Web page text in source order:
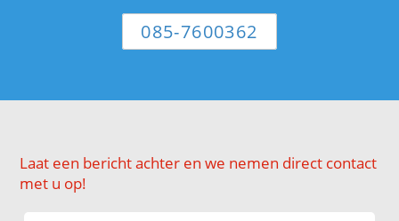
085-7600362
Laat een bericht achter en we nemen direct contact
met u op!